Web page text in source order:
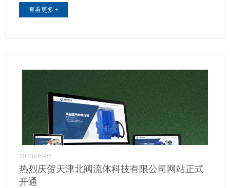
查看更多 +
2023-06-06
热烈庆贺天津北阀流体科技有限公司网站正式
开通